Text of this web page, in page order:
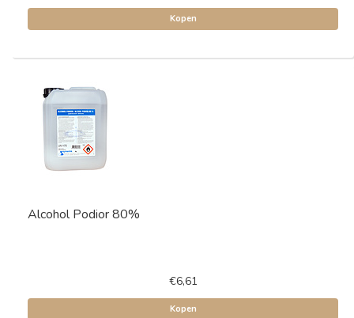
Kopen
Alcohol Podior 80%
€6,61
Kopen